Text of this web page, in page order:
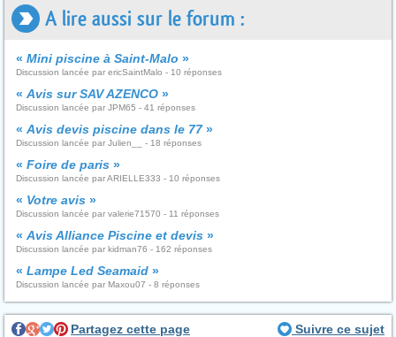
A lire aussi sur le forum :
« Mini piscine à Saint-Malo »
Discussion lancée par ericSaintMalo - 10 réponses
« Avis sur SAV AZENCO »
Discussion lancée par JPM65 - 41 réponses
« Avis devis piscine dans le 77»
Discussion lancée par Julien__ - 18 réponses
« Foire de paris »
Discussion lancée par ARIELLE333 - 10 réponses
« Votre avis »
Discussion lancée par valerie71570 - 11 réponses
« Avis Alliance Piscine et devis »
Discussion lancée par kidman76 - 162 réponses
« Lampe Led Seamaid »
Discussion lancée par Maxou07 - 8 réponses
Partagez cette page Suivre ce sujet